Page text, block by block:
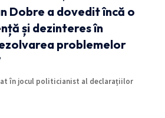
Dobre a dovedit încă o
și dezinteres în
problemelor
în jocul politicianist al declarațiilor